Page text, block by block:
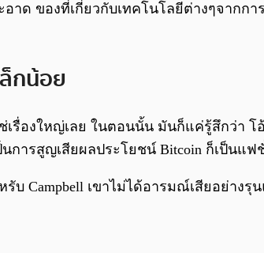
ด ของที่เกี่ยวกับเทคโนโลยีต่างๆจากกา
กน้อย
เรื่องใหญ่เลย ในตอนนั้น มันก็แค่รู้สึกว่า
การสูญเสียผลประโยชน์ Bitcoin ก็เป็นแฟ
เขาไม่ได้อารมณ์เสียอย่างรุ